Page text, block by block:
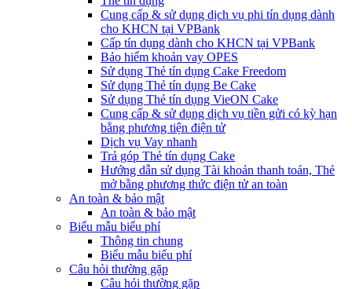
Cung cấp & sử dụng dịch vụ phi tín dụng dành
cho KHCN tại VPBank
Cấp tín dụng dành cho KHCN tại VPBank
Bảo hiểm khoản vay OPES
Sử dụng Thẻ tín dụng Cake Freedom
Sử dụng Thẻ tín dụng Be Cake
Sử dụng Thẻ tín dụng VieON Cake
Cung cấp & sử dụng dịch vụ tiền gửi có kỳ hạn
bằng phương tiện điện tử
Dịch vụ Vay nhanh
Trả góp Thẻ tín dụng Cake
Hướng dẫn sử dụng Tài khoản thanh toán, Thẻ
mở bằng phương thức điện tử an toàn
An toàn & bảo mật
An toàn & bảo mật
Biểu mẫu biểu phí
Thông tin chung
Biểu mẫu biểu phí
Câu hỏi thường gặp
Câu hỏi thường gặp